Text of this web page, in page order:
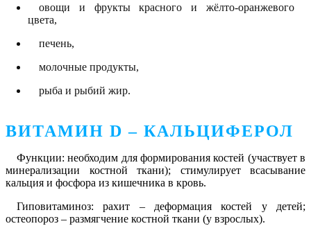
овощи и фрукты красного и жёлто-оранжевого
цвета,
печень,
молочные продукты,
рыба и рыбий жир.
ВИТАМИН D – КАЛЬЦИФЕРОЛ
Функции: необходим для формирования костей (участвует в
минерализации костной ткани); стимулирует всасывание
кальция и фосфора из кишечника в кровь.
Гиповитаминоз: рахит – деформация костей у детей;
остеопороз – размягчение костной ткани (у взрослых).